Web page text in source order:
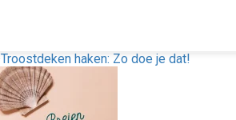
Troostdeken haken: Zo doe je dat!